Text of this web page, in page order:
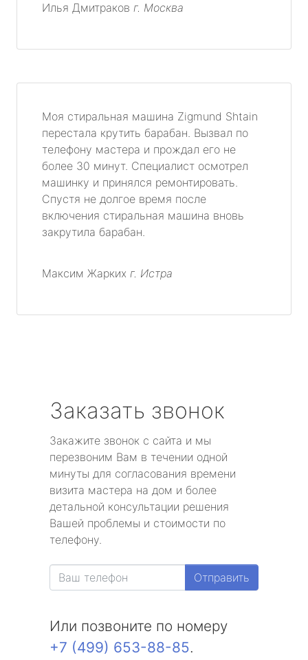
Илья Дмитраков г. Москва
Моя стиральная машина Zigmund Shtain
перестала крутить барабан. Вызвал по
телефону мастера и прождал его не
более 30 минут. Специалист осмотрел
машинку и принялся ремонтировать.
Спустя не долгое время после
включения стиральная машина вновь
закрутила барабан.
Максим Жарких г. Истра
Заказать звонок
Закажите звонок с сайта и мы
перезвоним Вам в течении одной
минуты для согласования времени
визита мастера на дом и более
детальной консультации решения
Вашей проблемы и стоимости по
телефону.
Отправить
Или позвоните по номеру
+7 (499) 653-88-85.